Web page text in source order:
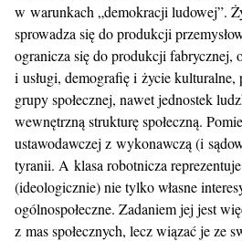
w warunkach „demokracji ludowej”.
sprowadza się do produkcji
ogranicza się do produkcji fabrycznej,
i usługi, demografię i życie
grupy społecznej, nawet jednostek
wewnętrzną strukturę społeczną.
ustawodawczej z wykonawczą (i
tyranii. A klasa robotnicza
(ideologicznie) nie tylko własne
ogólnospołeczne. Zadaniem jej jest
z mas społecznych, lecz wiązać je ze